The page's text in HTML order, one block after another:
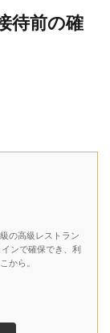
待前の確
の高級レストラン
ンで確保でき、利
から。